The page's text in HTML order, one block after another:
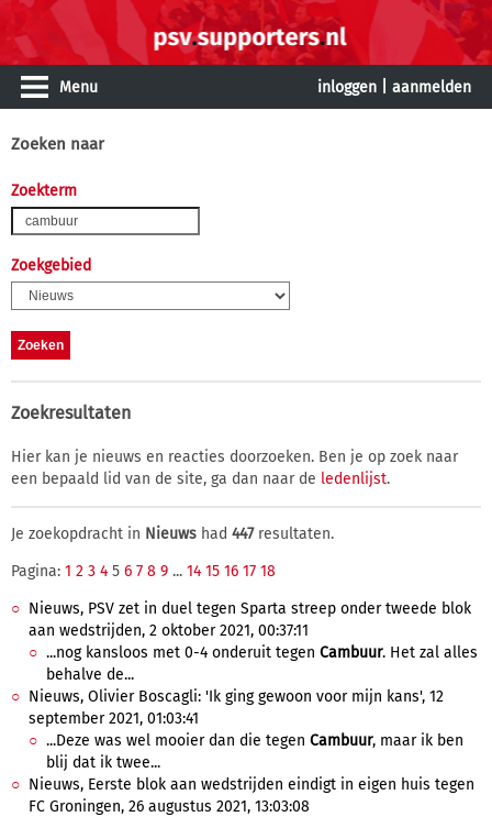
Menu inloggen aanmelden
Zoeken naar
Zoekterm
Zoekgebied
Zoekresultaten
Hier kan je nieuws en reacties doorzoeken. Ben je op zoek naar
een bepaald lid van de site, ga dan naar de ledenlijst.
Je zoekopdracht in Nieuws had 447resultaten.
Pagina: 1 2 3 4 5 6 7 8 9 ... 14 15 16 17 18
Nieuws, PSV zet in duel tegen Sparta streep onder tweede blok
aan wedstrijden, 2 oktober 2021, 00:37:11
...nog kansloos met 0-4 onderuit tegen Cambuur. Het zal alles
behalve de...
Nieuws, Olivier Boscagli: 'Ik ging gewoon voor mijn kans', 12
september 2021, 01:03:41
...Deze was wel mooier dan die tegen Cambuur, maar ik ben
blij dat ik twee...
Nieuws, Eerste blok aan wedstrijden eindigt in eigen huis tegen
FC Groningen, 26 augustus 2021, 13:03:08